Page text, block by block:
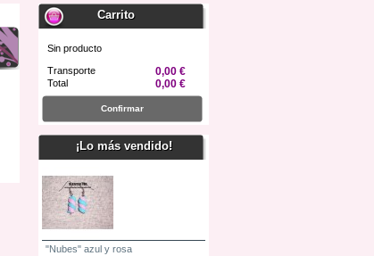
Carrito
Sin producto
Transporte 0,00 €
Total 0,00 €
Confirmar
¡Lo más vendido!
"Nubes" azul y rosa